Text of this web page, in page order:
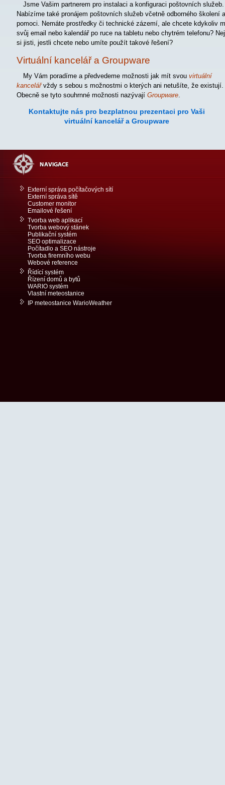
Jsme Vašim partnerem pro instalaci a konfiguraci poštovních služeb.
Nabízíme také pronájem poštovních služeb včetně odborného školení a
pomoci. Nemáte prostředky či technické zázemí, ale chcete kdykoliv
svůj email nebo kalendář po ruce na tabletu nebo chytrém telefonu?
si jisti, jestli chcete nebo umíte použít takové řešení?
Virtuální kancelář a Groupware
My Vám poradíme a předvedeme možnosti jak mít svou virtuální
kancelářvždy s sebou s možnostmi o kterých ani netušíte, že existují.
Obecně se tyto souhrnné možnosti nazývají Groupware.
Kontaktujte nás pro bezplatnou prezentaci pro Vaši
virtuální kancelář a Groupware
Externí správa počítačových sítí
Externí správa sítě
Customer monitor
Emailové řešení
Tvorba web aplikací
Tvorba webový stánek
Publikační systém
SEO optimalizace
Počítadlo a SEO nástroje
Tvorba firemního webu
Webové reference
Řídící systém
Řízení domů a bytů
WARIO systém
Vlastní meteostanice
IP meteostanice WarioWeather